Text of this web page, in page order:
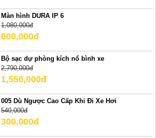
Màn hình DURA IP 6
1,080,000đ
600,000đ
Bộ sạc dự phòng kích nổ bình xe
2,790,000đ
1,550,000đ
005 Dù Ngược Cao Cấp Khi Đi Xe Hơi
540,000đ
300,000đ